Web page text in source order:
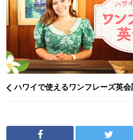
ハワイで使えるワンフレーズ英